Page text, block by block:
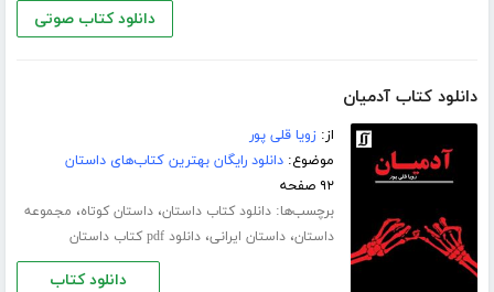
دانلود کتاب صوتی
دانلود کتاب آدمیان
از:زویا قلی پور
موضوع:دانلود رایگان بهترین کتاب‌های داستان
۹۲ صفحه
برچسب‌ها:دانلود کتاب داستان،داستان کوتاه، مجموعه
داستان،داستان ایرانی،دانلود pdf کتاب داستان
دانلود کتاب